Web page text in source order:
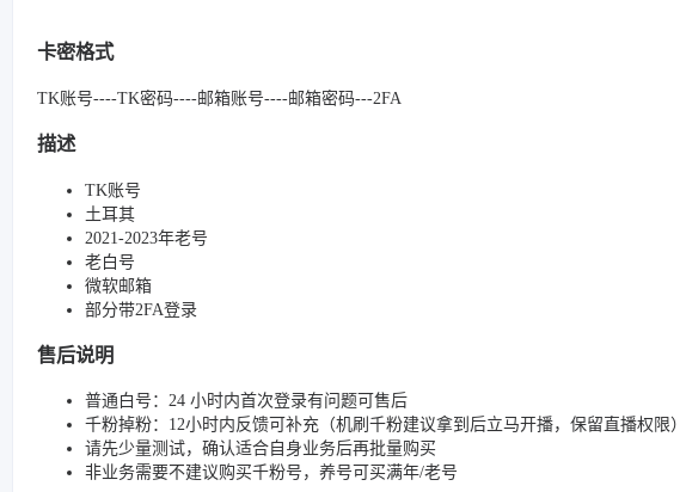
卡密格式
TK账号----TK密码----邮箱账号----邮箱密码---2FA
描述
TK账号
土耳其
2021-2023年老号
老白号
微软邮箱
部分带2FA登录
售后说明
普通白号：24 小时内首次登录有问题可售后
千粉掉粉：12小时内反馈可补充（机刷千粉建议拿到后立马开播，保留直播权限）
请先少量测试，确认适合自身业务后再批量购买
非业务需要不建议购买千粉号，养号可买满年/老号